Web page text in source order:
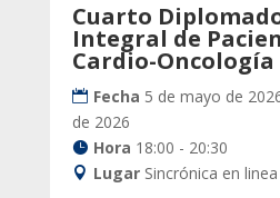
Cuarto
Integral de
Cardio-Oncología
Fecha 5 de mayo de
de 2026
Hora 18:00 - 20:30
Lugar Sincrónica en linea